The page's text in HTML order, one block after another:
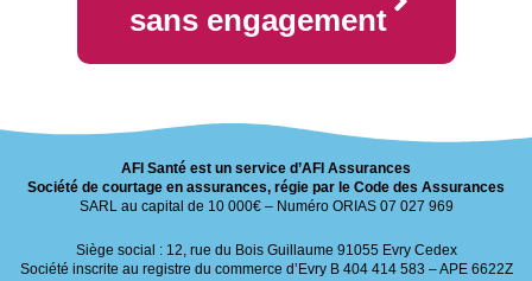
sans engagement
AFI Santé est un service d’AFI Assurances
Société de courtage en assurances, régie par le Code des Assurances
SARL au capital de 10 000€ – Numéro ORIAS 07 027 969
Siège social : 12, rue du Bois Guillaume 91055 Evry Cedex
Société inscrite au registre du commerce d’Evry B 404 414 583 – APE 6622Z